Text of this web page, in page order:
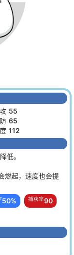
55
65
112
低。
燃起，速度也会提
50% 捕获率90